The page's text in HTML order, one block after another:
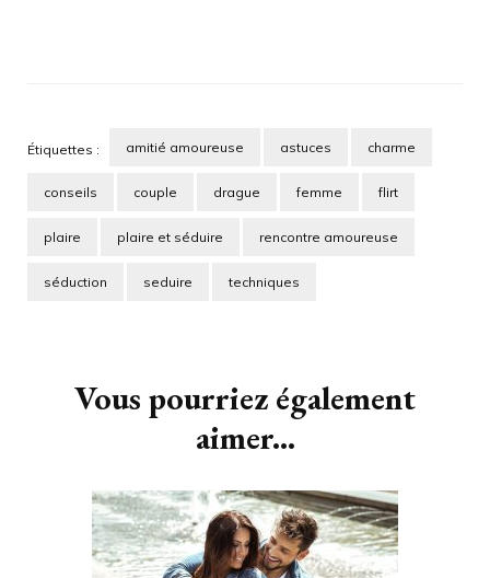
Étiquettes : amitié amoureuse astuces charme
conseils couple drague femme flirt
plaire plaire et séduire rencontre amoureuse
séduction seduire techniques
Vous pourriez également
aimer...